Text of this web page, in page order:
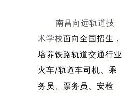
南昌向远轨道技
术学校面向全国招生，
培养铁路轨道交通行业
火车/轨道车司机、乘
务员、票务员、安检